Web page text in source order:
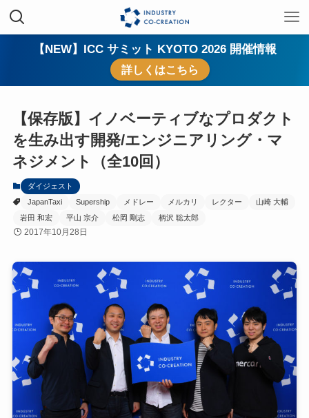
【NEW】ICC サミット KYOTO 2026 開催情報
詳しくはこちら
【保存版】イノベーティブなプロダクト
を生み出す開発/エンジニアリング・マ
ネジメント（全10回）
ダイジェスト
JapanTaxi
Supership メドレー メルカリ レクター
山崎 大輔
岩田 和宏
平山 宗介 松岡 剛志 柄沢 聡太郎
2017年10月28日